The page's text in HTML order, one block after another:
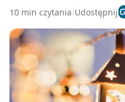
10 min czytania Udostępnij